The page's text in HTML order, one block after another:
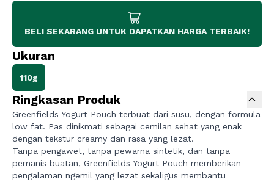
BELI SEKARANG UNTUK DAPATKAN HARGA TERBAIK!
Ukuran
110g
Ringkasan Produk
Greenfields Yogurt Pouch terbuat dari susu, dengan formula
low fat. Pas dinikmati sebagai cemilan sehat yang enak
dengan tekstur creamy dan rasa yang lezat.
Tanpa pengawet, tanpa pewarna sintetik, dan tanpa
pemanis buatan, Greenfields Yogurt Pouch memberikan
pengalaman ngemil yang lezat sekaligus membantu